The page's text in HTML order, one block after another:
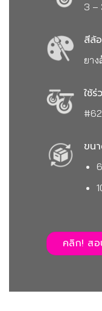
3 –
สีล้อ
ยา
ใช้
ขน
คลิก! สอ